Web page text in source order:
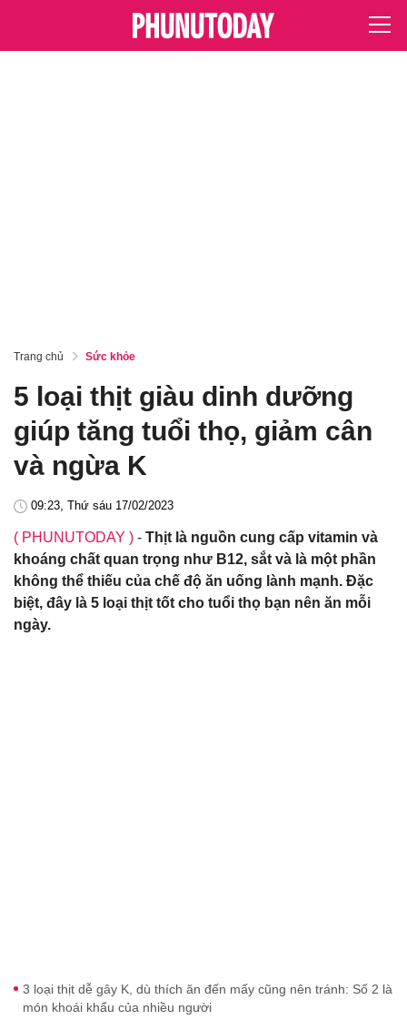
Trang chủ Sức khỏe
5 loại thịt giàu dinh dưỡng
giúp tăng tuổi thọ, giảm cân
và ngừa K
09:23, Thứ sáu 17/02/2023
( PHUNUTODAY ) - Thịt là nguồn cung cấp vitamin và
khoáng chất quan trọng như B12, sắt và là một phần
không thể thiếu của chế độ ăn uống lành mạnh. Đặc
biệt, đây là 5 loại thịt tốt cho tuổi thọ bạn nên ăn mỗi
ngày.
3 loại thịt dễ gây K, dù thích ăn đến mấy cũng nên tránh: Số 2 là
món khoái khẩu của nhiều người